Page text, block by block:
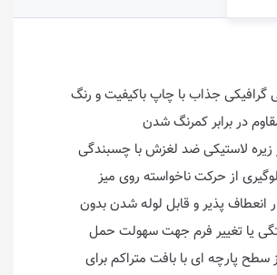
گرافیکی جذاب با چاپ باکیفیت و رنگ‌
در برابر کمرنگ‌ شدن
زیره‌ لاستیکی ضد لغزش با چسبندگی
از حرکت ناخواسته روی میز
انعطاف‌ پذیر و قابل لوله‌ شدن بدون
یا تغییر فرم جهت سهولت حمل
سطح پارچه‌ ای با بافت متراکم برای